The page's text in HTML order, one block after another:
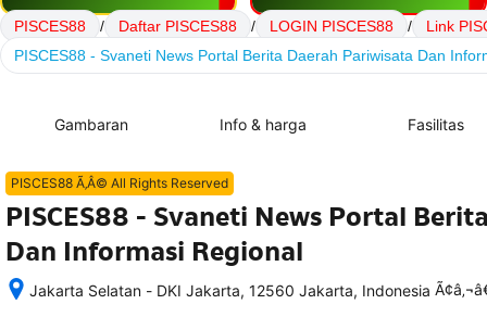
PISCES88 / Daftar PISCES88 / LOGIN PISCES88 /
Link
PISCES88 - Svaneti News Portal Berita Daerah Pariwisata Dan
Gambaran Info & harga Fasilitas
PISCES88 Ã‚Â© All Rights Reserved
PISCES88 - Svaneti News Portal
Dan Informasi Regional
Jakarta Selatan - DKI Jakarta, 12560 Jakarta, Indonesia